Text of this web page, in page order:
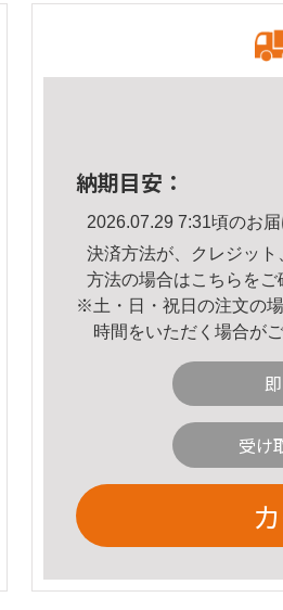
納期目安：
2026.07.29 7:31頃のお届
決済方法が、クレジッ
方法の場合はこちら をご
※土・日・祝日の注文の
時間をいただく場合がご
受け